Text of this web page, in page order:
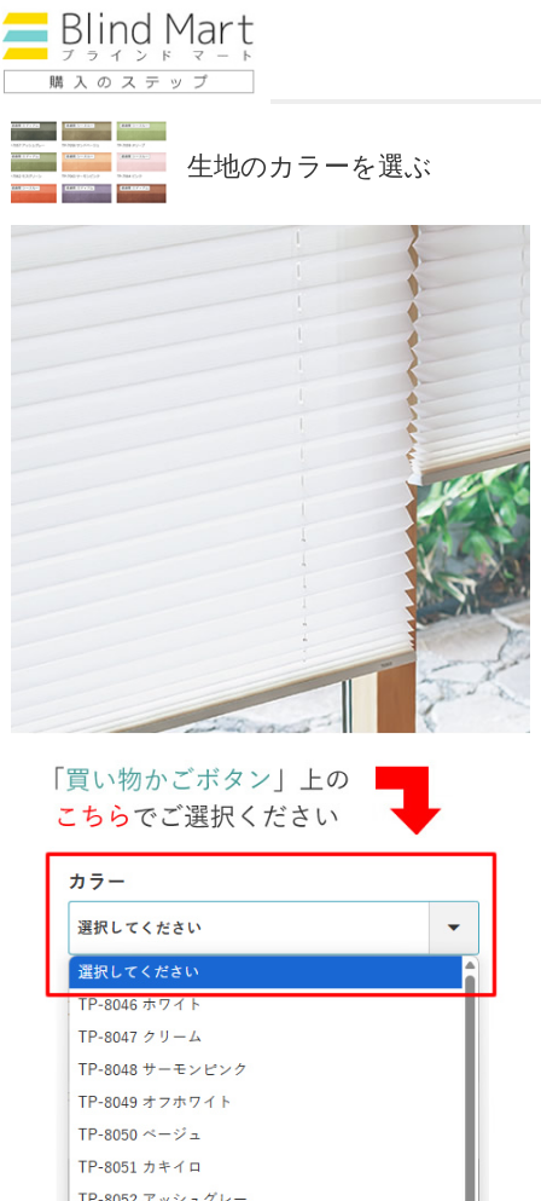
生地のカラーを選ぶ